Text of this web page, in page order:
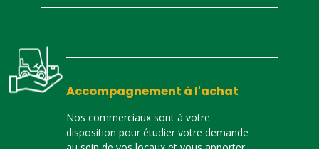
Accompagnement à l'achat
Nos commerciaux sont à votre
disposition pour étudier votre demande